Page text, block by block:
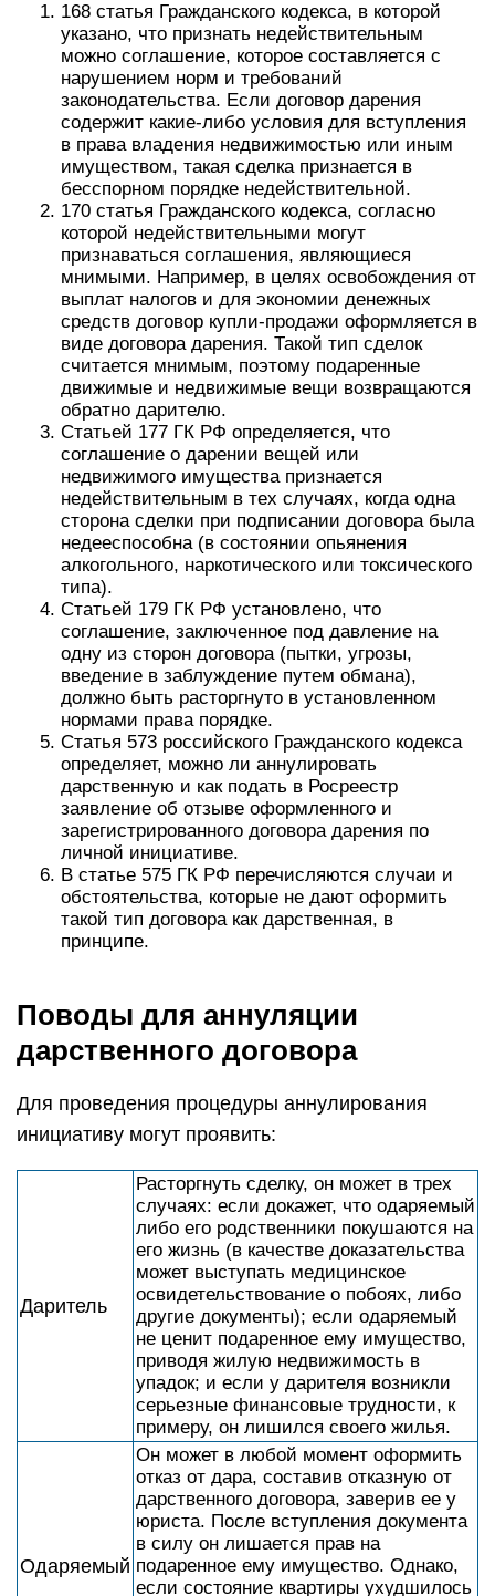
168 статья Гражданского кодекса, в которой
указано, что признать недействительным
можно соглашение, которое составляется с
нарушением норм и требований
законодательства. Если договор дарения
содержит какие-либо условия для вступления
в права владения недвижимостью или иным
имуществом, такая сделка признается в
бесспорном порядке недействительной.
170 статья Гражданского кодекса, согласно
которой недействительными могут
признаваться соглашения, являющиеся
мнимыми. Например, в целях освобождения от
выплат налогов и для экономии денежных
средств договор купли-продажи оформляется в
виде договора дарения. Такой тип сделок
считается мнимым, поэтому подаренные
движимые и недвижимые вещи возвращаются
обратно дарителю.
Статьей 177 ГК РФ определяется, что
соглашение о дарении вещей или
недвижимого имущества признается
недействительным в тех случаях, когда одна
сторона сделки при подписании договора была
недееспособна (в состоянии опьянения
алкогольного, наркотического или токсического
типа).
Статьей 179 ГК РФ установлено, что
соглашение, заключенное под давление на
одну из сторон договора (пытки, угрозы,
введение в заблуждение путем обмана),
должно быть расторгнуто в установленном
нормами права порядке.
Статья 573 российского Гражданского кодекса
определяет, можно ли аннулировать
дарственную и как подать в Росреестр
заявление об отзыве оформленного и
зарегистрированного договора дарения по
личной инициативе.
В статье 575 ГК РФ перечисляются случаи и
обстоятельства, которые не дают оформить
такой тип договора как дарственная, в
принципе.
Поводы для аннуляции
дарственного договора
Для проведения процедуры аннулирования
инициативу могут проявить:
Даритель
Расторгнуть сделку, он может в трех
случаях: если докажет, что одаряемый
либо его родственники покушаются на
его жизнь (в качестве доказательства
может выступать медицинское
освидетельствование о побоях, либо
другие документы); если одаряемый
не ценит подаренное ему имущество,
приводя жилую недвижимость в
упадок; и если у дарителя возникли
серьезные финансовые трудности, к
примеру, он лишился своего жилья.
Одаряемый
Он может в любой момент оформить
отказ от дара, составив отказную от
дарственного договора, заверив ее у
юриста. После вступления документа
в силу он лишается прав на
подаренное ему имущество. Однако,
если состояние квартиры ухудшилось